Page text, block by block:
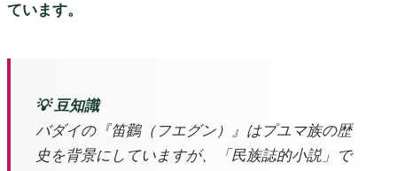
ています。
💡 豆知識
バダイの『笛鸛（フエグン）』はプユマ族の歴
史を背景にしていますが、「民族誌的小説」で